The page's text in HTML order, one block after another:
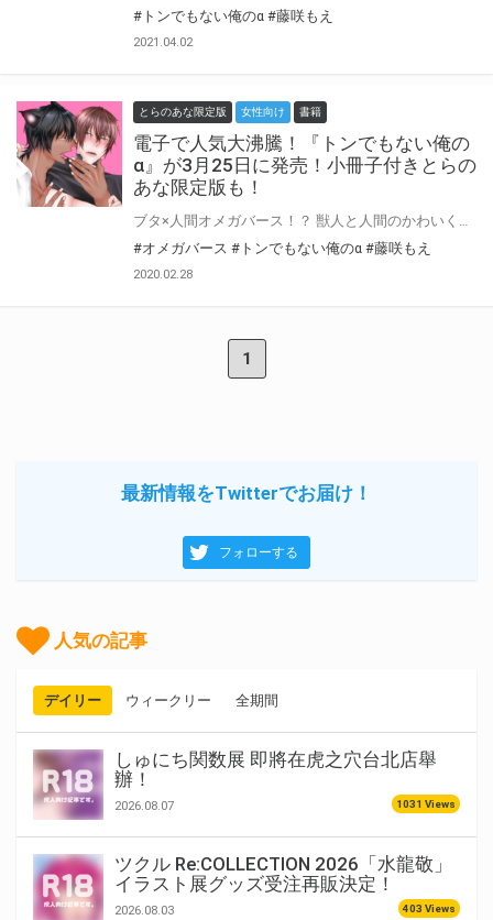
#トンでもない俺のα #藤咲もえ
2021.04.02
とらのあな限定版 女性向け 書籍
電子で人気大沸騰！『トンでもない俺の
α』が3月25日に発売！小冊子付きとらの
あな限定版も！
#オメガバース #トンでもない俺のα #藤咲もえ
2020.02.28
1
最新情報をTwitterでお届け！
フォローする
人気の記事
デイリー ウィークリー 全期間
しゅにち関数展 即將在虎之穴台北店舉
辦！
2026.08.07 1031 Views
ツクル Re:COLLECTION 2026「水龍敬」
イラスト展グッズ受注再販決定！
2026.08.03 403 Views